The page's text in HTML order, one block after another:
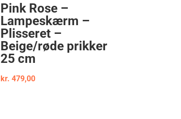
Pink Rose –
Lampeskærm –
Plisseret –
Beige/røde prikker
25 cm
kr. 479,00